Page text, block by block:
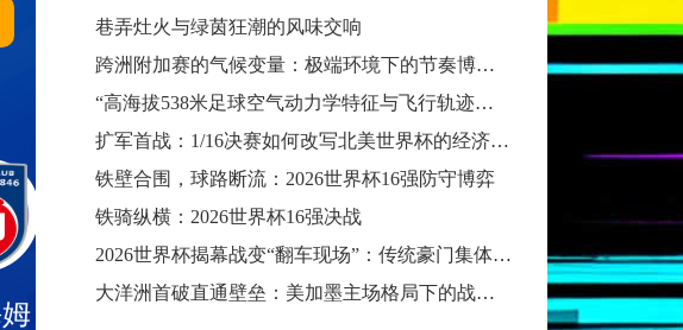
巷弄灶火与绿茵狂潮的风味交响
跨洲附加赛的气候变量：极端环境下的节奏博弈与战术自适应
“高海拔538米足球空气动力学特征与飞行轨迹调控机制——以2026世界杯BBVA球场为实证场景”
扩军首战：1/16决赛如何改写北美世界杯的经济版图
铁壁合围，球路断流：2026世界杯16强防守博弈
铁骑纵横：2026世界杯16强决战
2026世界杯揭幕战变“翻车现场”：传统豪门集体遇险
大洋洲首破直通壁垒：美加墨主场格局下的战术体系重构